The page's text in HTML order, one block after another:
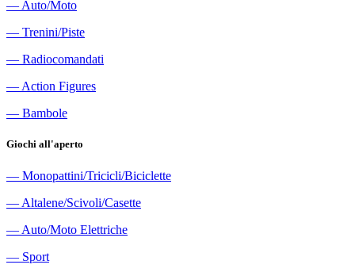
― Auto/Moto
― Trenini/Piste
― Radiocomandati
― Action Figures
― Bambole
Giochi all'aperto
― Monopattini/Tricicli/Biciclette
― Altalene/Scivoli/Casette
― Auto/Moto Elettriche
― Sport